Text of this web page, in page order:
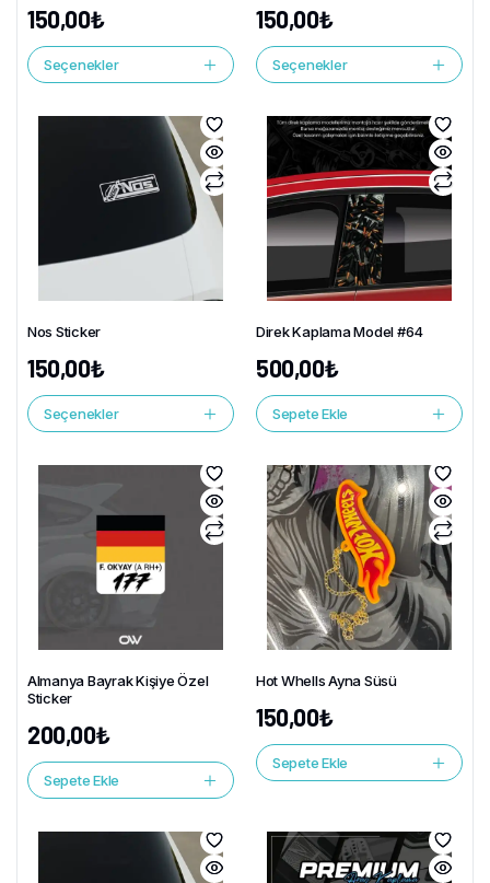
150,00₺
Seçenekler
150,00₺
Seçenekler
Nos Sticker
150,00₺
Seçenekler
Direk Kaplama Model #64
500,00₺
Sepete Ekle
Almanya Bayrak Kişiye Özel
Sticker
200,00₺
Sepete Ekle
Hot Whells Ayna Süsü
150,00₺
Sepete Ekle